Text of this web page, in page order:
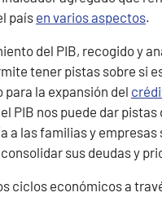
país en varios aspectos.
del PIB, recogido y
tener pistas sobre si
la expansión del
PIB nos puede dar pistas
a las familias y empresas
sus deudas y
ciclos económicos a